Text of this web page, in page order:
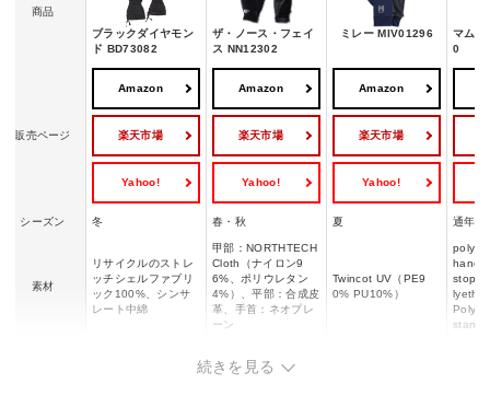
商品
ブラックダイヤモン
ド BD73082
ザ・ノース・フェイ
ス NN12302
ミレー MIV01296
マム
0
販売ページ
Amazon
楽天市場
Yahoo!
Amazon
楽天市場
Yahoo!
Amazon
楽天市場
Yahoo!
シーズン 冬 春・秋 夏 通年
素材
リサイクルのストレ
ッチシェルファブリ
ック100%、シンサ
レート中綿
甲部：NORTHTECH
Cloth（ナイロン9
6%、ポリウレタン
4%）、平部：合成皮
革、手首：ネオプレ
ーン
Twincot UV（PE9
0% PU10%）
hane
L、XL
続きを見る